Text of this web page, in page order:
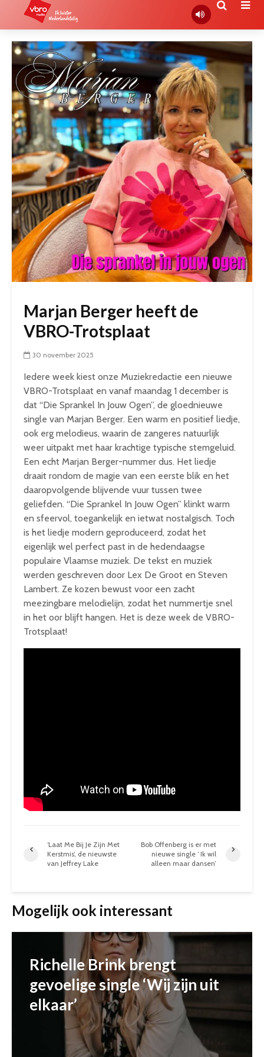
Marjan Berger heeft de
VBRO-Trotsplaat
30 november 2025
Iedere week kiest onze Muziekredactie een nieuwe
VBRO-Trotsplaat en vanaf maandag 1 december is
dat “Die Sprankel In Jouw Ogen”, de gloednieuwe
single van Marjan Berger. Een warm en positief liedje,
ook erg melodieus, waarin de zangeres natuurlijk
weer uitpakt met haar krachtige typische stemgeluid.
Een echt Marjan Berger-nummer dus. Het liedje
draait rondom de magie van een eerste blik en het
daaropvolgende blijvende vuur tussen twee
geliefden. “Die Sprankel In Jouw Ogen” klinkt warm
en sfeervol, toegankelijk en ietwat nostalgisch. Toch
is het liedje modern geproduceerd, zodat het
eigenlijk wel perfect past in de hedendaagse
populaire Vlaamse muziek. De tekst en muziek
werden geschreven door Lex De Groot en Steven
Lambert. Ze kozen bewust voor een zacht
meezingbare melodielijn, zodat het nummertje snel
in het oor blijft hangen. Het is deze week de VBRO-
Trotsplaat!
‘Laat Me Bij Je Zijn Met
Kerstmis’, de nieuwste
van Jeffrey Lake
Bob Offenberg is er met
nieuwe single ‘ Ik wil
alleen maar dansen’
Mogelijk ook interessant
Richelle Brink brengt
gevoelige single ‘Wij zijn uit
elkaar’